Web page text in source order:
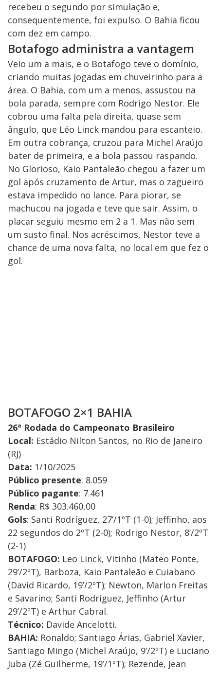
recebeu o segundo por simulação e,
consequentemente, foi expulso. O Bahia ficou
com dez em campo.
Botafogo administra a vantagem
Veio um a mais, e o Botafogo teve o domínio,
criando muitas jogadas em chuveirinho para a
área. O Bahia, com um a menos, assustou na
bola parada, sempre com Rodrigo Nestor. Ele
cobrou uma falta pela direita, quase sem
ângulo, que Léo Linck mandou para escanteio.
Em outra cobrança, cruzou para Michel Araújo
bater de primeira, e a bola passou raspando.
No Glorioso, Kaio Pantaleão chegou a fazer um
gol após cruzamento de Artur, mas o zagueiro
estava impedido no lance. Para piorar, se
machucou na jogada e teve que sair. Assim, o
placar seguiu mesmo em 2 a 1. Mas não sem
um susto final. Nos acréscimos, Nestor teve a
chance de uma nova falta, no local em que fez o
gol.
BOTAFOGO 2×1 BAHIA
26ª Rodada do Campeonato Brasileiro
Local: Estádio Nilton Santos, no Rio de Janeiro
(RJ)
Data: 1/10/2025
Público presente: 8.059
Público pagante: 7.461
Renda: R$ 303.460,00
Gols: Santi Rodríguez, 27’/1ºT (1-0); Jeffinho, aos
22 segundos do 2ºT (2-0); Rodrigo Nestor, 8’/2ºT
(2-1)
BOTAFOGO: Leo Linck, Vitinho (Mateo Ponte,
29’/2ºT), Barboza, Kaio Pantaleão e Cuiabano
(David Ricardo, 19’/2ºT); Newton, Marlon Freitas
e Savarino; Santi Rodriguez, Jeffinho (Artur
29’/2ºT) e Arthur Cabral.
Técnico: Davide Ancelotti.
BAHIA: Ronaldo; Santiago Árias, Gabriel Xavier,
Santiago Mingo (Michel Araújo, 9’/2ºT) e Luciano
Juba (Zé Guilherme, 19’/1ºT); Rezende, Jean